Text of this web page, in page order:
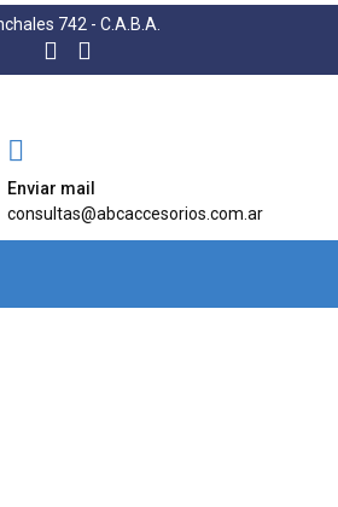
742 - C.A.B.A.
Enviar mail
consultas@abcaccesorios.com.ar